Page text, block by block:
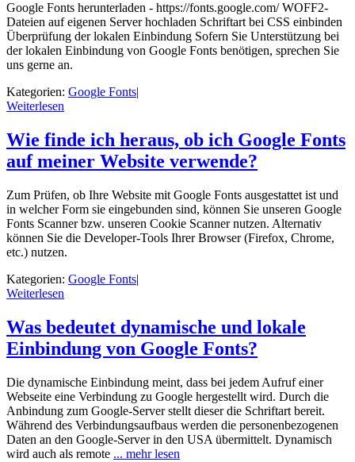
Google Fonts herunterladen - https://fonts.google.com/ WOFF2-
Dateien auf eigenen Server hochladen Schriftart bei CSS einbinden
Überprüfung der lokalen Einbindung Sofern Sie Unterstützung bei
der lokalen Einbindung von Google Fonts benötigen, sprechen Sie
uns gerne an.
Kategorien: Google Fonts|
Weiterlesen
Wie finde ich heraus, ob ich Google Fonts
auf meiner Website verwende?
Zum Prüfen, ob Ihre Website mit Google Fonts ausgestattet ist und
in welcher Form sie eingebunden sind, können Sie unseren Google
Fonts Scanner bzw. unseren Cookie Scanner nutzen. Alternativ
können Sie die Developer-Tools Ihrer Browser (Firefox, Chrome,
etc.) nutzen.
Kategorien: Google Fonts|
Weiterlesen
Was bedeutet dynamische und lokale
Einbindung von Google Fonts?
Die dynamische Einbindung meint, dass bei jedem Aufruf einer
Webseite eine Verbindung zu Google hergestellt wird. Durch die
Anbindung zum Google-Server stellt dieser die Schriftart bereit.
Während des Verbindungsaufbaus werden die personenbezogenen
Daten an den Google-Server in den USA übermittelt. Dynamisch
wird auch als remote ... mehr lesen